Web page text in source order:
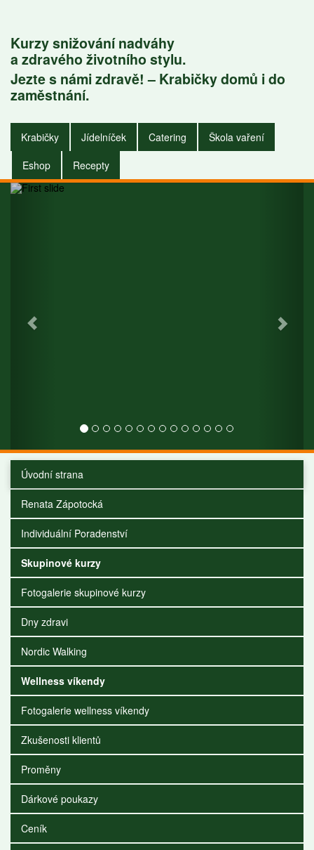
Kurzy snižování nadváhy
a zdravého životního stylu.
Jezte s námi zdravě! – Krabičky domů i do
zaměstnání.
Krabičky Jídelníček Catering
Škola vaření
Eshop
Recepty
Krabičky do
zaměstnání i do
domu.
Úvodní strana
Renata Zápotocká
Individuální Poradenství
Skupinové kurzy
Fotogalerie skupinové kurzy
Dny zdravi
Nordic Walking
Wellness víkendy
Fotogalerie wellness víkendy
Zkušenosti klientů
Proměny
Dárkové poukazy
Ceník